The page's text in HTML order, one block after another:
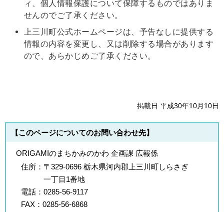
ィ、個人情報保護について保障するものではありま
せんのでご了承ください。
上三川町公式ホームページは、予告なしに提供する
情報の内容を変更し、又は削除する場合があります
ので、あらかじめご了承ください。
掲載日 平成30年10月10日
【このページについてのお問い合わせ先】
ORIGAMIのまちかみのかわ 企画課 広報係
住所： 〒329-0696 栃木県河内郡上三川町しらさぎ
一丁目1番地
電話： 0285-56-9117
FAX： 0285-56-6868